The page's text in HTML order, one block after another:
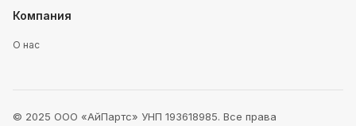
Компания
О нас
© 2025 ООО «АйПартс» УНП 193618985. Все права